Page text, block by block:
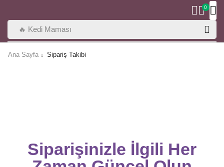
🔥 Kedi Maması
0
Ana Sayfa Sipariş Takibi
Siparişinizle İlgili Her